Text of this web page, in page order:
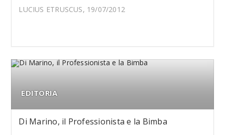
LUCIUS ETRUSCUS, 19/07/2012
EDITORIA
Di Marino, il Professionista e la Bimba